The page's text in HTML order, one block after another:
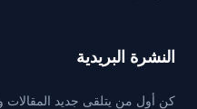
النشرة البريدية
كن أول من يتلقى جديد